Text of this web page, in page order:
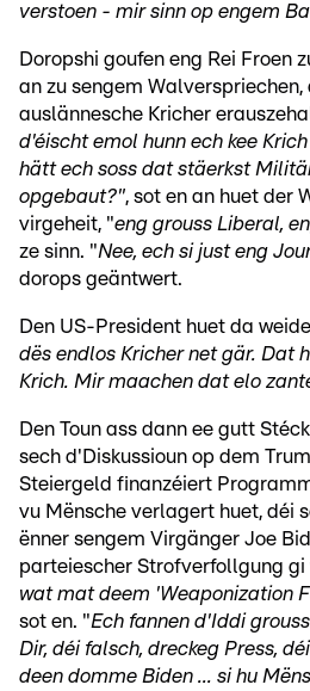
verstoen - mir sinn op engem
Doropshi goufen eng Rei Froen
an zu sengem Walverspriechen,
auslännesche Kricher
d'éischt emol hunn ech kee
hätt ech soss dat stäerkst
opgebaut?", sot en an huet der
virgeheit, "eng grouss Liberal,
ze sinn. "Nee, ech si just eng
dorops geäntwert.
Den US-President huet da
dës endlos Kricher net gär. Dat
Krich. Mir maachen dat elo
Den Toun ass dann ee gutt
sech d'Diskussioun op dem
Steiergeld finanzéiert
vu Mënsche verlagert huet, déi
ënner sengem Virgänger Joe
parteiescher Strofverfollgung gi
wat mat deem 'Weaponization
sot en. "Ech fannen d'Iddi
Dir, déi falsch, dreckeg Press,
deen domme Biden ... si hu